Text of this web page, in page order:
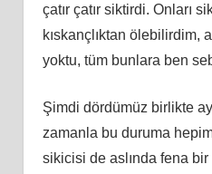
çatır çatır siktirdi. Onları
kıskançlıktan ölebilirdim,
yoktu, tüm bunlara ben
Şimdi dördümüz birlikte
zamanla bu duruma
sikicisi de aslında fena